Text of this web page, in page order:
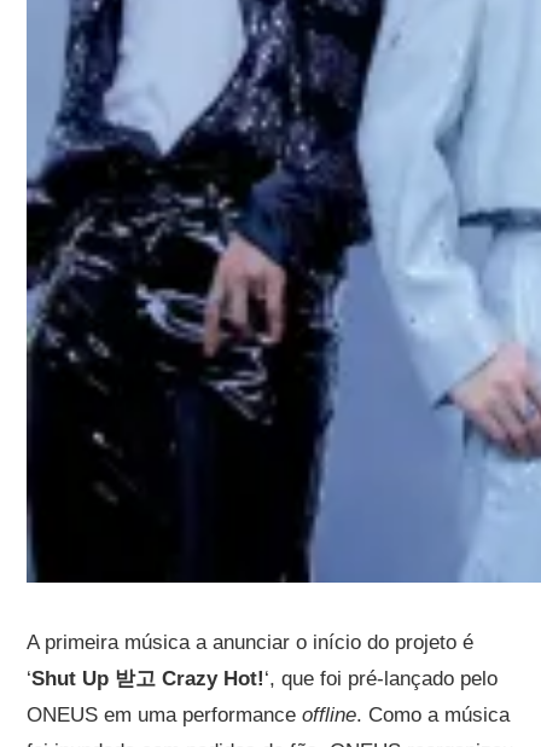
A primeira música a anunciar o início do projeto é
‘Shut Up 받고 Crazy Hot!‘, que foi pré-lançado pelo
ONEUS em uma performanceoffline. Como a música